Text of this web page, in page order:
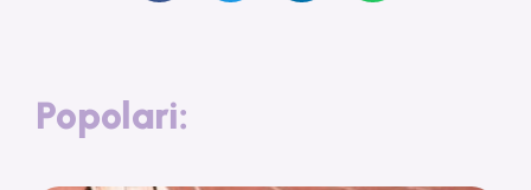
Popolari: